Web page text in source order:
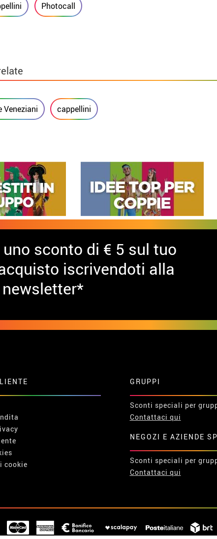
Photocall
Veneziani cappellini
sconto di € 5 sul tuo
iscrivendoti alla
cookie
GRUPPI
Sconti speciali per
Contattaci qui
NEGOZI E AZIENDE
Sconti speciali per
Contattaci qui